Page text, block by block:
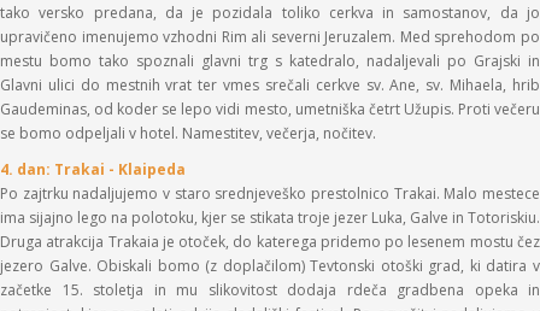
tako versko predana, da je pozidala toliko cerkva in samostanov, da jo
upravičeno imenujemo vzhodni Rim ali severni Jeruzalem. Med sprehodom po
mestu bomo tako spoznali glavni trg s katedralo, nadaljevali po Grajski in
Glavni ulici do mestnih vrat ter vmes srečali cerkve sv. Ane, sv. Mihaela, hrib
Gaudeminas, od koder se lepo vidi mesto, umetniška četrt Užupis. Proti večeru
se bomo odpeljali v hotel. Namestitev, večerja, nočitev.
4. dan: Trakai - Klaipeda
Po zajtrku nadaljujemo v staro srednjeveško prestolnico Trakai. Malo mestece
ima sijajno lego na polotoku, kjer se stikata troje jezer Luka, Galve in Totoriskiu.
Druga atrakcija Trakaia je otoček, do katerega pridemo po lesenem mostu čez
jezero Galve. Obiskali bomo (z doplačilom) Tevtonski otoški grad, ki datira v
začetke 15. stoletja in mu slikovitost dodaja rdeča gradbena opeka in